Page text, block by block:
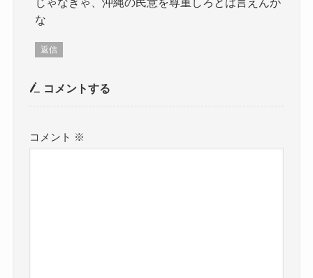
な
返信
コメントする
コメント ※